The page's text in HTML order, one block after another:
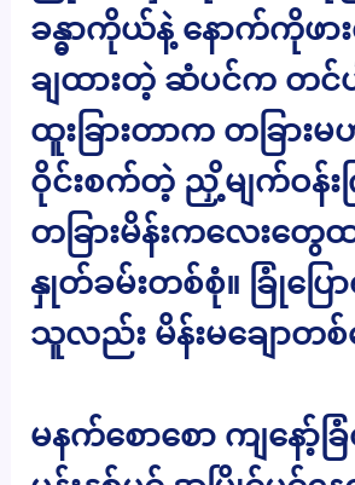
ခန္ဓာကိုယ်နဲ့ နောက်ကိုဖား
ချထားတဲ့ ဆံပင်က တင်ပ
ထူးခြားတာက တခြား
ဝိုင်းစက်တဲ့ ညှိ့မျက်ဝန်း
တခြားမိန်းကလေး
နှုတ်ခမ်းတစ်စုံ။ ခြုံပြေ
သူလည်း မိန်းမချောတ
မနက်စောစော ကျနော့်